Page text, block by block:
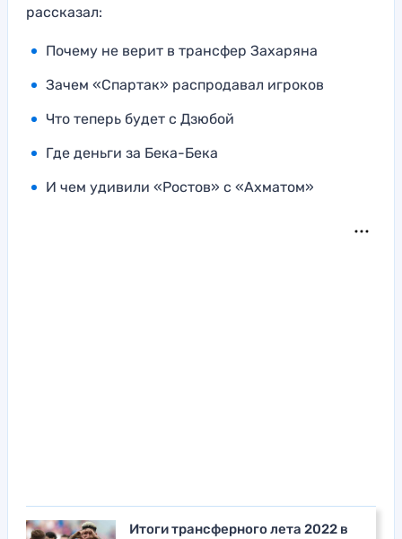
рассказал:
Почему не верит в трансфер Захаряна
Зачем «Спартак» распродавал игроков
Что теперь будет с Дзюбой
Где деньги за Бека-Бека
И чем удивили «Ростов» с «Ахматом»
Итоги трансферного лета 2022 в